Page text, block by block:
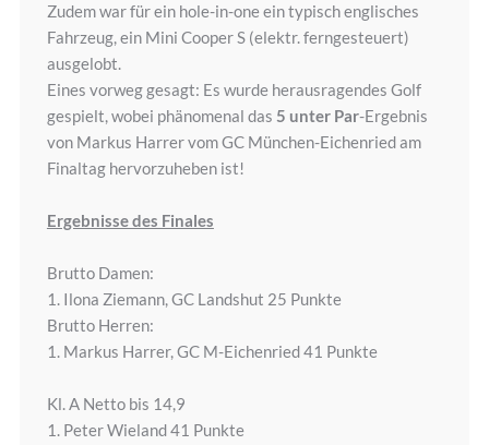
Zudem war für ein hole-in-one ein typisch englisches
Fahrzeug, ein Mini Cooper S (elektr. ferngesteuert)
ausgelobt.
Eines vorweg gesagt: Es wurde herausragendes Golf
gespielt, wobei phänomenal das 5 unter Par-Ergebnis
von Markus Harrer vom GC München-Eichenried am
Finaltag hervorzuheben ist!
Ergebnisse des Finales
Brutto Damen:
1. Ilona Ziemann, GC Landshut 25 Punkte
Brutto Herren:
1. Markus Harrer, GC M-Eichenried 41 Punkte
Kl. A Netto bis 14,9
1. Peter Wieland 41 Punkte